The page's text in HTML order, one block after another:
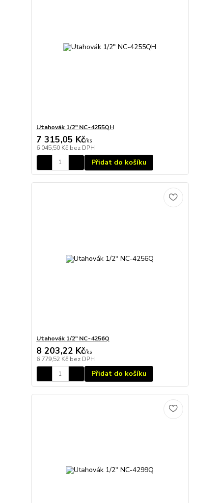
Utahovák 1/2" NC-4255QH
7 315,05 Kč/ks
6 045,50 Kč bez DPH
Přidat do košíku
Utahovák 1/2" NC-4256Q
8 203,22 Kč/ks
6 779,52 Kč bez DPH
Přidat do košíku